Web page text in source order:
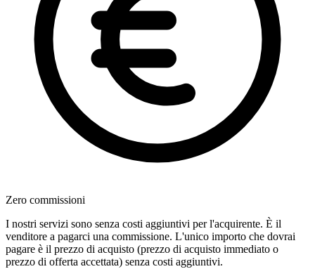
Zero commissioni
I nostri servizi sono senza costi aggiuntivi per l'acquirente. È il
venditore a pagarci una commissione. L'unico importo che dovrai
pagare è il prezzo di acquisto (prezzo di acquisto immediato o
prezzo di offerta accettata) senza costi aggiuntivi.